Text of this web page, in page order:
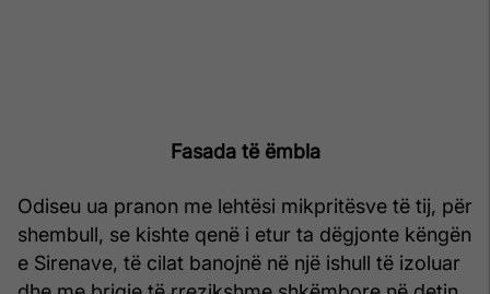
Fasada të ëmbla
Odiseu ua pranon me lehtësi mikpritësve të tij, për
shembull, se kishte qenë i etur ta dëgjonte këngën
e Sirenave, të cilat banojnë në një ishull të izoluar